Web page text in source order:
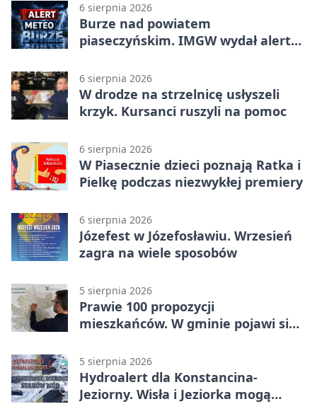
6 sierpnia 2026
Burze nad powiatem
piaseczyńskim. IMGW wydał alert
6 sierpnia 2026
W drodze na strzelnicę usłyszeli
krzyk. Kursanci ruszyli na pomoc
6 sierpnia 2026
W Piasecznie dzieci poznają Ratka i
Pielkę podczas niezwykłej premiery
6 sierpnia 2026
Józefest w Józefosławiu. Wrzesień
zagra na wiele sposobów
5 sierpnia 2026
Prawie 100 propozycji
mieszkańców. W gminie pojawi się
5 sierpnia 2026
Hydroalert dla Konstancina-
Jeziorny. Wisła i Jeziorka mogą